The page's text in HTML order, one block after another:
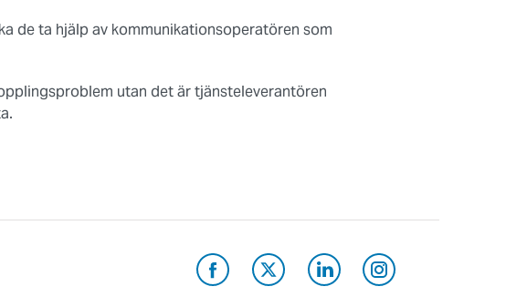
de ta hjälp av kommunikationsoperatören som
utan det är tjänsteleverantören